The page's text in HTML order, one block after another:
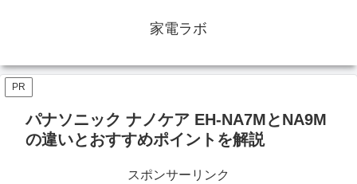
家電ラボ
PR
パナソニック ナノケア EH-NA7MとNA9M
の違いとおすすめポイントを解説
スポンサーリンク